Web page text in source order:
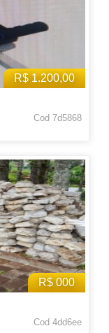
R$ 1.200,00
Cod 7d5868
R$ 000
Cod 4dd6ee